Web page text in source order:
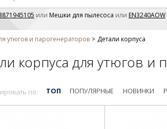
или Мешки для пылесоса или EN3240AOW
утюгов и парогенераторов Детали корпуса
корпуса для утюгов и
по: ТОП ПОПУЛЯРНЫЕ НОВИНКИ